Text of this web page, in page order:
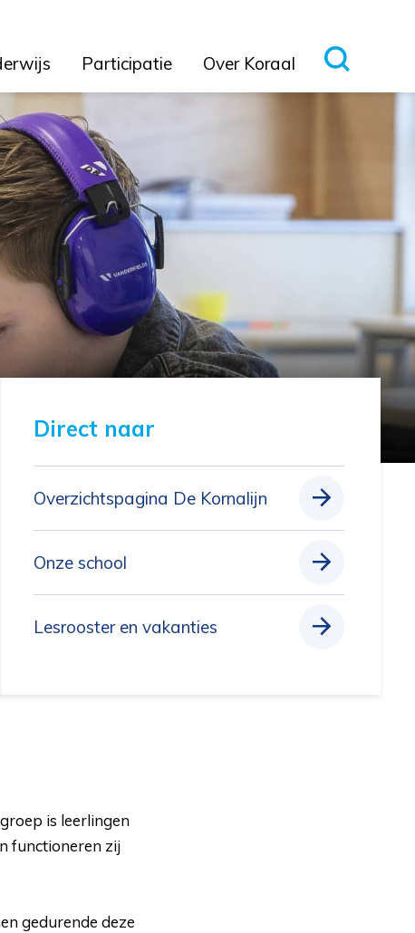
Participatie Over Koraal
Direct naar
Overzichtspagina De Kornalijn
Onze school
Lesrooster en vakanties
is leerlingen
functioneren zij
gedurende deze